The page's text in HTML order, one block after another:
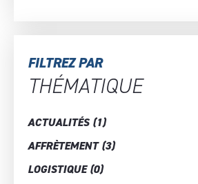
FILTREZ PAR
THÉMATIQUE
ACTUALITÉS (1)
AFFRÈTEMENT (3)
LOGISTIQUE (0)